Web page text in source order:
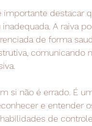
importante destacar
inadequada. A raiva
de forma
comunicando
si não é errado. É
e entender
de